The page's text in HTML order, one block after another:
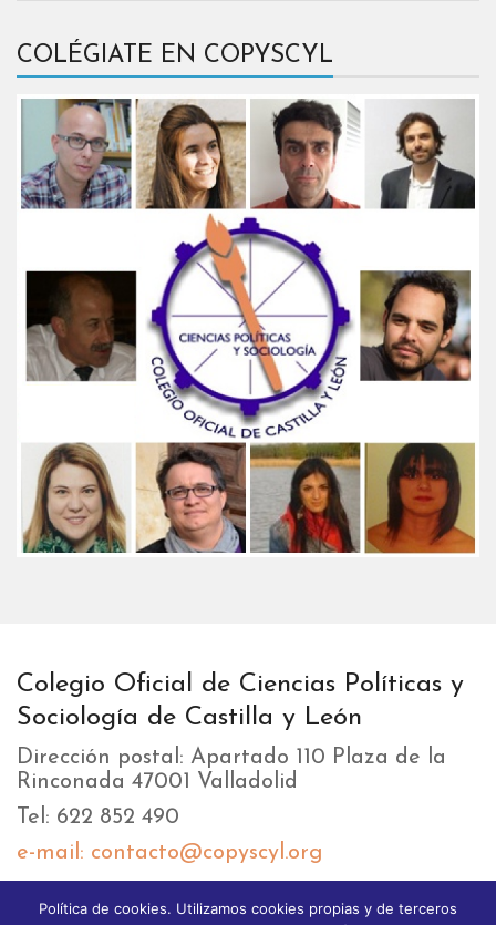
COLÉGIATE EN COPYSCYL
Colegio Oficial de Ciencias Políticas y
Sociología de Castilla y León
Dirección postal: Apartado 110 Plaza de la
Rinconada 47001 Valladolid
Tel: 622 852 490
e-mail: contacto@copyscyl.org
LIKEBOX
Política de cookies. Utilizamos cookies propias y de terceros